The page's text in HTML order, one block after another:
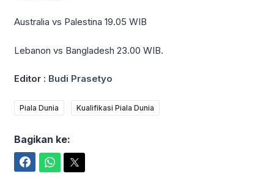
Australia vs Palestina 19.05 WIB
Lebanon vs Bangladesh 23.00 WIB.
Editor : Budi Prasetyo
Piala Dunia Kualifikasi Piala Dunia
Bagikan ke: